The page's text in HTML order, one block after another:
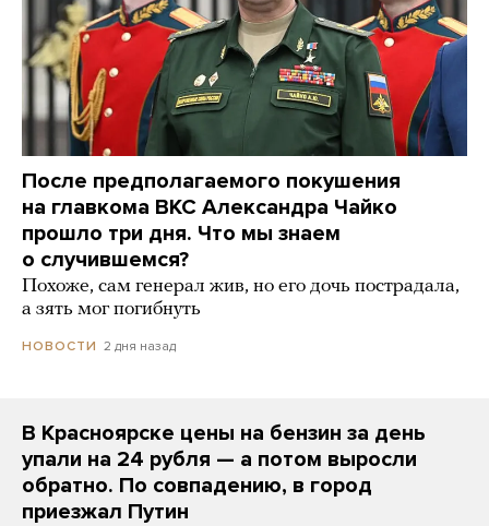
После предполагаемого покушения
на главкома ВКС Александра Чайко
прошло три дня. Что мы знаем
о случившемся?
Похоже, сам генерал жив, но его дочь пострадала,
а зять мог погибнуть
НОВОСТИ 2 дня назад
В Красноярске цены на бензин за день
упали на 24 рубля — а потом выросли
обратно. По совпадению, в город
приезжал Путин